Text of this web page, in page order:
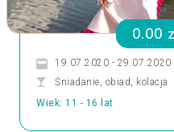
0.00
19.07.2020 - 29.07.2020
Śniadanie, obiad, kolacja
Wiek: 11 - 16 lat